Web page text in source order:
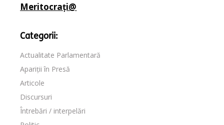
Meritocrați@
Categorii:
Actualitate Parlamentară
Apariții în Presă
Articole
Discursuri
Întrebări / interpelări